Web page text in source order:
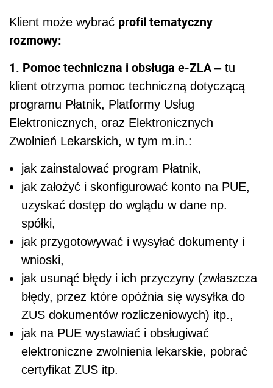
Klient może wybrać profil tematyczny
rozmowy:
1. Pomoc techniczna i obsługa e-ZLA – tu
klient otrzyma pomoc techniczną dotyczącą
programu Płatnik, Platformy Usług
Elektronicznych, oraz Elektronicznych
Zwolnień Lekarskich, w tym m.in.:
jak zainstalować program Płatnik,
jak założyć i skonfigurować konto na PUE,
uzyskać dostęp do wglądu w dane np.
spółki,
jak przygotowywać i wysyłać dokumenty i
wnioski,
jak usunąć błędy i ich przyczyny (zwłaszcza
błędy, przez które opóźnia się wysyłka do
ZUS dokumentów rozliczeniowych) itp.,
jak na PUE wystawiać i obsługiwać
elektroniczne zwolnienia lekarskie, pobrać
certyfikat ZUS itp.